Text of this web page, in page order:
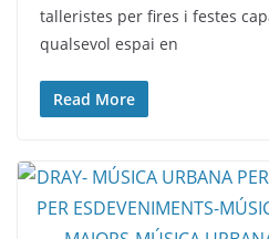
talleristes per fires i festes
qualsevol espai en
Read More